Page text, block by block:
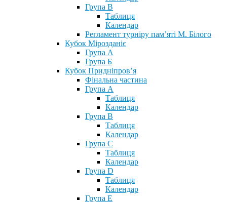
Група В
Таблиця
Календар
Регламент турніру пам’яті М. Білого
Кубок Мірозданіє
Група А
Група Б
Кубок Придніпров’я
Фінальна частина
Група А
Таблиця
Календар
Група В
Таблиця
Календар
Група С
Таблиця
Календар
Група D
Таблиця
Календар
Група Е